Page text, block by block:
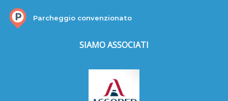
Parcheggio convenzionato
SIAMO ASSOCIATI